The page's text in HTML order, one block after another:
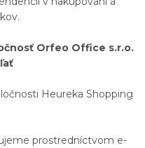
Orfeo Office s.r.o.
Heureka Shopping
prostredníctvom e-